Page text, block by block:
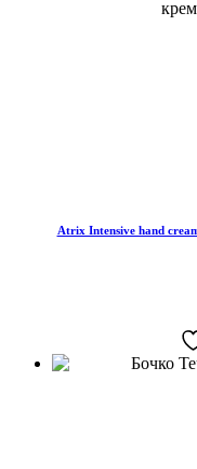
Atrix Intensive hand